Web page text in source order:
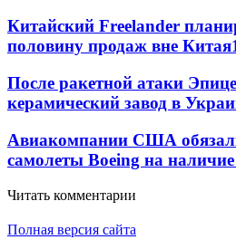
Китайский Freelander
половину продаж вне Китая
После ракетной атаки
керамический завод в
Авиакомпании США
самолеты Boeing на
Читать комментарии
Полная версия сайта